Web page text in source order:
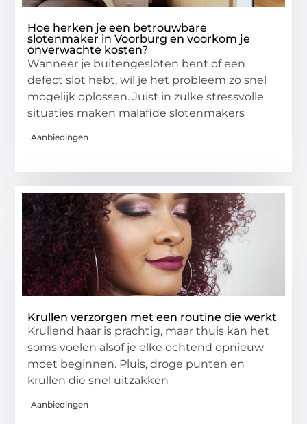
Hoe herken je een betrouwbare
slotenmaker in Voorburg en voorkom je
onverwachte kosten?
Wanneer je buitengesloten bent of een
defect slot hebt, wil je het probleem zo snel
mogelijk oplossen. Juist in zulke stressvolle
situaties maken malafide slotenmakers
Aanbiedingen
Krullen verzorgen met een routine die werkt
Krullend haar is prachtig, maar thuis kan het
soms voelen alsof je elke ochtend opnieuw
moet beginnen. Pluis, droge punten en
krullen die snel uitzakken
Aanbiedingen